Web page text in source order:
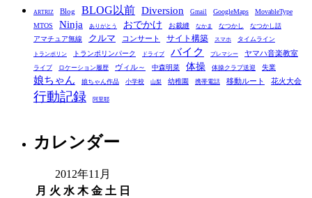
ゴ
リ
ー
ARTRIZ Blog BLOG以前 Diversion Gmail GoogleMaps
MovableType
MTOS
Ninja ありがとう おでかけ お裁縫 なかま なつかし なつかし話
アマチュア無線 クルマ コンサート サイト構築 スマホ タイムライン
トランポリン トランポリンパーク ドライブ バイク プレマシー ヤマハ音楽教室
ライブ ロケーション履歴 ヴィル～ 中森明菜 体操 体操クラブ送迎 失業
娘ちゃん 娘ちゃん作品 小学校 山梨 幼稚園 携帯電話 移動ルート 花火大会
行動記録 阿里耶
カレンダー
2012年11月
月 火 水 木 金 土 日